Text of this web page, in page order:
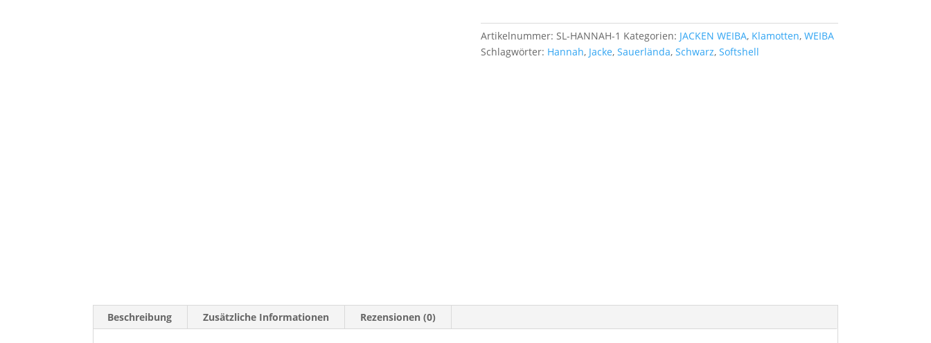
Menge
Artikelnummer: SL-HANNAH-1 Kategorien: JACKEN WEIBA, Klamotten, WEIBA
Schlagwörter: Hannah, Jacke, Sauerlända, Schwarz, Softshell
Beschreibung Zusätzliche Informationen Rezensionen (0)